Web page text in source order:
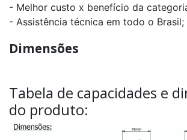
- Melhor custo x benefício da
- Assistência técnica em todo o Brasil;
Dimensões
Tabela de capacidades e
do produto: